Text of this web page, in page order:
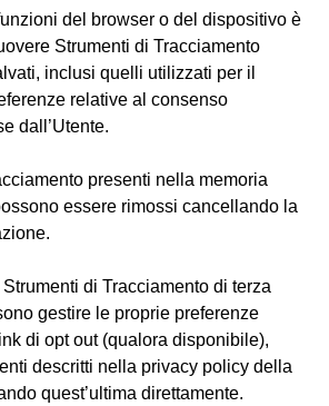
del browser o del dispositivo è
Strumenti di Tracciamento
inclusi quelli utilizzati per il
relative al consenso
dall’Utente.
presenti nella memoria
essere rimossi cancellando la
di Tracciamento di terza
gestire le proprie preferenze
di opt out (qualora disponibile),
descritti nella privacy policy della
quest’ultima direttamente.